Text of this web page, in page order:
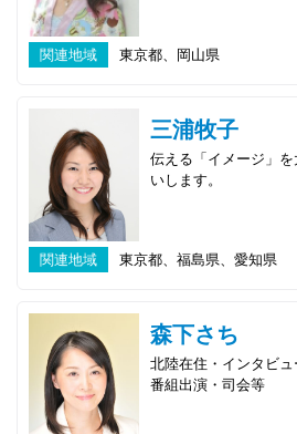
関連地域 東京都、岡山県
三浦牧子
伝える「イメージ」
いします。
関連地域 東京都、福島県、愛知県
森下さち
北陸在住・インタビュ
番組出演・司会等